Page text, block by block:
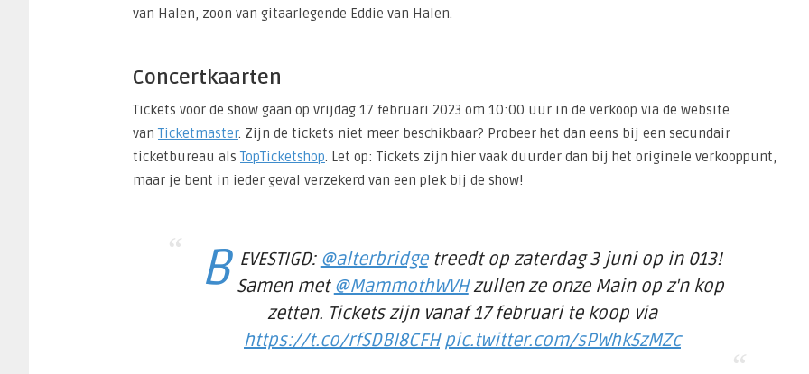
van Halen, zoon van gitaarlegende Eddie van Halen.
Concertkaarten
Tickets voor de show gaan op vrijdag 17 februari 2023 om 10:00 uur in de verkoop via de website
vanTicketmaster. Zijn de tickets niet meer beschikbaar? Probeer het dan eens bij een secundair
ticketbureau alsTopTicketshop. Let op: Tickets zijn hier vaak duurder dan bij het originele verkooppunt,
maar je bent in ieder geval verzekerd van een plek bij de show!
B EVESTIGD: @alterbridgetreedt op zaterdag 3 juni op in 013!
Samen met @MammothWVHzullen ze onze Main op z'n kop
zetten. Tickets zijn vanaf 17 februari te koop via
https://t.co/rfSDBI8CFH pic.twitter.com/sPWhk5zMZc